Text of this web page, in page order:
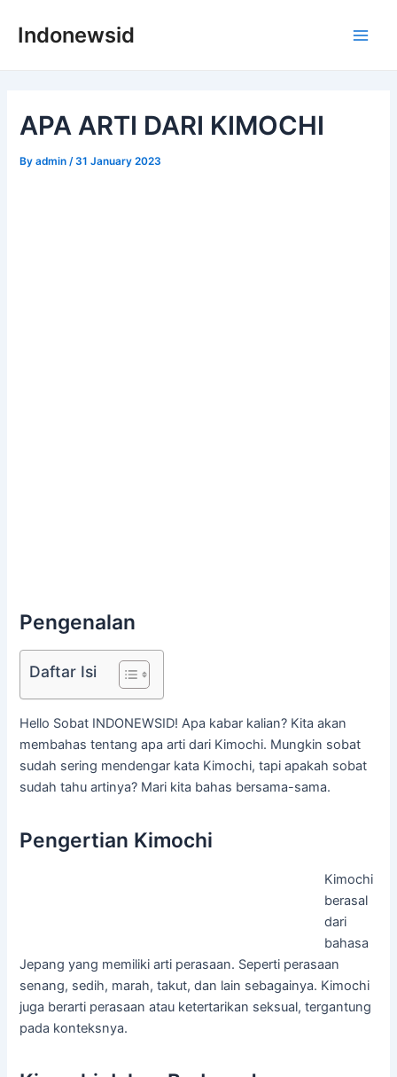
Indonewsid
APA ARTI DARI KIMOCHI
Byadmin /31 January 2023
Pengenalan
Daftar Isi
Hello Sobat INDONEWSID! Apa kabar kalian? Kita akan
membahas tentang apa arti dari Kimochi. Mungkin sobat
sudah sering mendengar kata Kimochi, tapi apakah sobat
sudah tahu artinya? Mari kita bahas bersama-sama.
Pengertian Kimochi
Kimochi
berasal
dari
bahasa
Jepang yang memiliki arti perasaan. Seperti perasaan
senang, sedih, marah, takut, dan lain sebagainya. Kimochi
juga berarti perasaan atau ketertarikan seksual, tergantung
pada konteksnya.